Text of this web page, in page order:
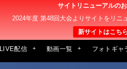
サイトリニューアルの
2024年度 第48回大会よりサイトをリニ
新サイトはこち
LIVE配信 動画一覧 フォトギャ